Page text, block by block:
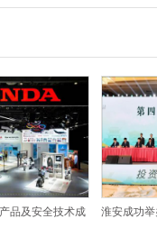
品及安全技术成 淮安成功